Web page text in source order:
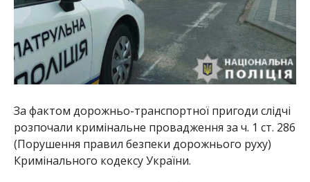
За фактом дорожньо-транспортної пригоди слідчі
розпочали кримінальне провадження за ч. 1 ст. 286
(Порушення правил безпеки дорожнього руху)
Кримінального кодексу України.